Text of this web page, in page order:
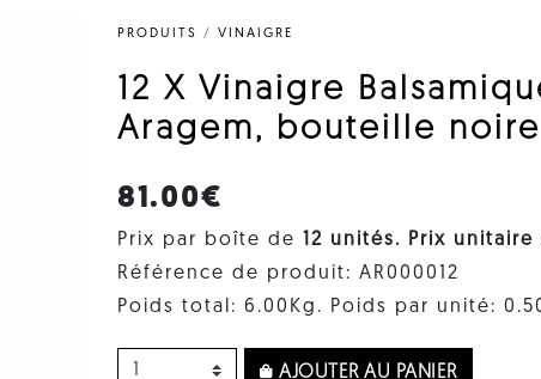
PRODUITS / VINAIGRE
12 X Vinaigre
Aragem, bouteille noire
81.00€
Prix par boîte de
12 unités. Prix ​​unitaire
Référence de produit: AR000012
Poids total: 6.00Kg. Poids par unité:
AJOUTER AU PANIER